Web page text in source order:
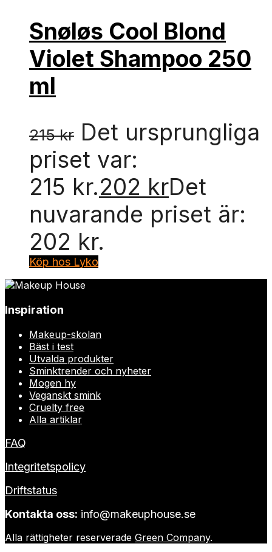
Snøløs Cool Blond
Violet Shampoo 250
ml
215kr Det ursprungliga
priset var:
215 kr.202 krDet
nuvarande priset är:
202 kr.
Köp hos Lyko
Inspiration
Makeup-skolan
Bäst i test
Utvalda produkter
Sminktrender och nyheter
Mogen hy
Veganskt smink
Cruelty free
Alla artiklar
FAQ
Integritetspolicy
Driftstatus
Kontakta oss: info@makeuphouse.se
Alla rättigheter reserverade Green Company.